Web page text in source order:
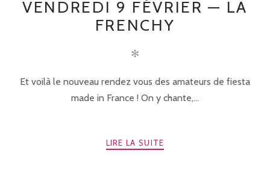
VENDREDI 9 FÉVRIER — LA
FRENCHY
✻
Et voilà le nouveau rendez vous des amateurs de fiesta
made in France ! On y chante,...
LIRE LA SUITE